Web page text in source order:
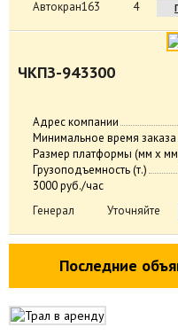
Автокран163
4
ЧКПЗ-943300
Адрес компании
Минимальное время заказа
Размер платформы (мм х
Грузоподъемность (т.)
3000 руб./час
Генерал
Уточняйте
Последние